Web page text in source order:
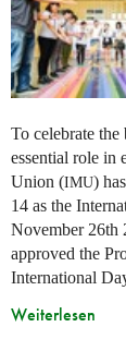
To celebrate the
essential role in
Union (IMU)
14 as the
November 26th
approved the
International
Weiterlesen